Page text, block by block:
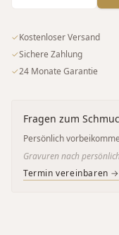
✓Kostenloser Versand
✓Sichere Zahlung
✓24 Monate Garantie
Fragen zum
Persönlich
Gravuren nach
Termin vereinbaren →